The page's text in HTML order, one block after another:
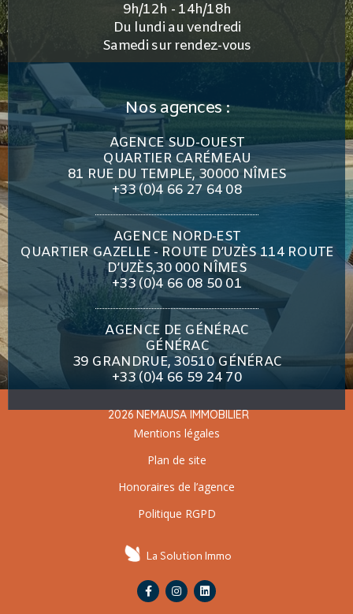
9h/12h - 14h/18h
Du lundi au vendredi
Samedi sur rendez-vous
Nos agences :
AGENCE SUD-OUEST
QUARTIER CARÉMEAU
81 RUE DU TEMPLE, 30000 NÎMES
+33 (0)4 66 27 64 08
AGENCE NORD-EST
QUARTIER GAZELLE - ROUTE D’UZÈS 114 ROUTE
D’UZÈS,30 000 NÎMES
+33 (0)4 66 08 50 01
AGENCE DE GÉNÉRAC
GÉNÉRAC
39 GRANDRUE, 30510 GÉNÉRAC
+33 (0)4 66 59 24 70
2026 NEMAUSA IMMOBILIER
Mentions légales
Plan de site
Honoraires de l’agence
Politique RGPD
La Solution Immo